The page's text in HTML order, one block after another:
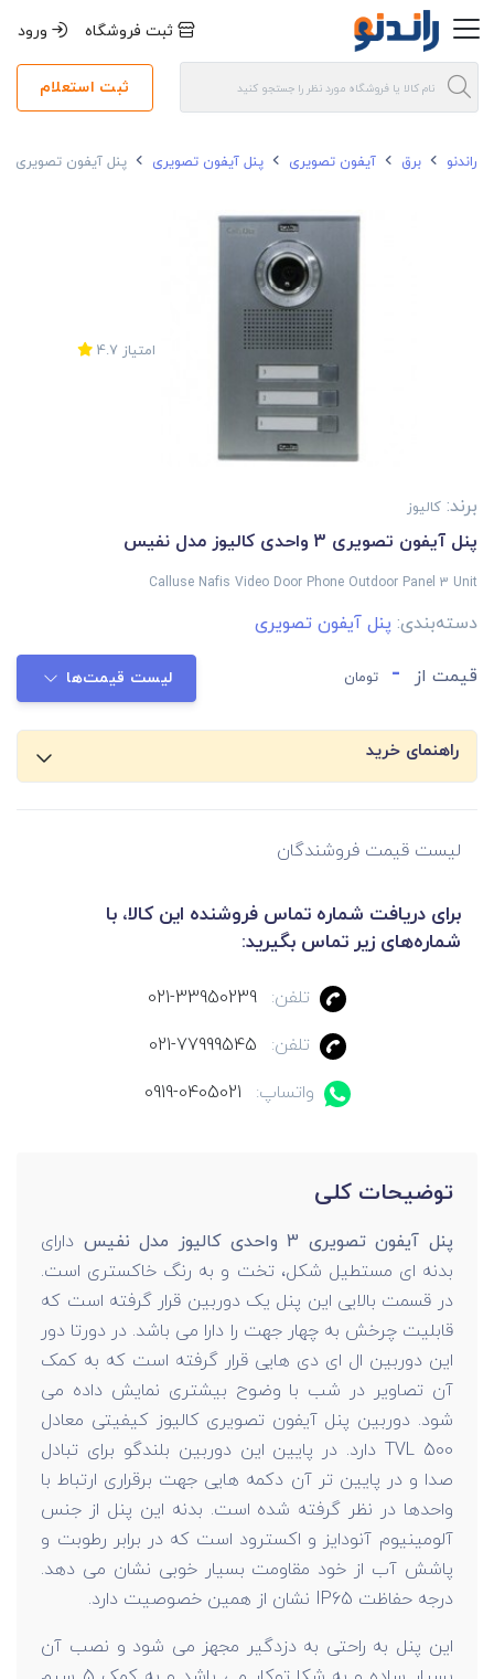
ثبت فروشگاه ورود
ثبت استعلام
راندنو برق آیفون تصویری پنل آیفون تصویری پنل آیفون تصویری 3 واحدی کالیوز مدل نفیس
امتیاز 4.7
برند: کالیوز
پنل آیفون تصویری 3 واحدی کالیوز مدل نفیس
Calluse Nafis Video Door Phone Outdoor Panel 3 Unit
دسته‌بندی: پنل آیفون تصویری
قیمت از - تومان لیست قیمت‌ها
راهنمای خرید
لیست قیمت فروشندگان
برای دریافت شماره تماس فروشنده این کالا، با
شماره‌های زیر تماس بگیرید:
تلفن:
021-33950239
تلفن:
021-77999545
واتساپ:
0919-0405021
توضیحات کلی
پنل آیفون تصویری 3 واحدی کالیوز مدل نفیس
دارای
بدنه ای مستطیل شکل، تخت و به رنگ خاکستری است.
در قسمت بالایی این پنل یک دوربین قرار گرفته است که
قابلیت چرخش به چهار جهت را دارا می باشد. در دورتا دور
این دوربین ال ای دی هایی قرار گرفته است که به کمک
آن تصاویر در شب با وضوح بیشتری نمایش داده می
شود. دوربین پنل آیفون تصویری کالیوز کیفیتی معادل
500 TVL دارد. در پایین این دوربین بلندگو برای تبادل
صدا و در پایین تر آن دکمه هایی جهت برقراری ارتباط با
واحدها در نظر گرفته شده است. بدنه این پنل از جنس
آلومینیوم آنودایز و اکسترود است که در برابر رطوبت و
پاشش آب از خود مقاومت بسیار خوبی نشان می دهد.
درجه حفاظت IP65 نشان از همین خصوصیت دارد.
این پنل به راحتی به دزدگیر مجهز می شود و نصب آن